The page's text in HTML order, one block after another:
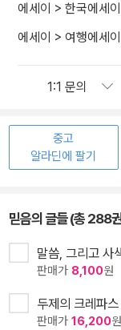
에세이 > 한국에세이
에세이 > 여행에세이
중고
알라딘에 팔기
믿음의 글들 (총 288
말씀, 그리고 사
판매가 8,100원
두제의 크레파스
판매가 16,200원